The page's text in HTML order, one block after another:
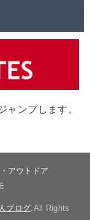
ンプします。
アウトドア
ブログ .All Rights